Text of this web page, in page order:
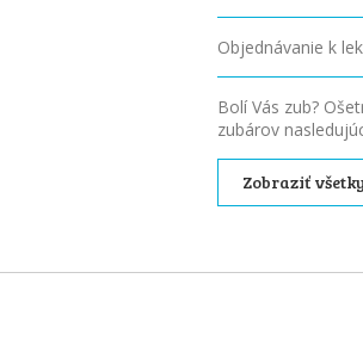
Objednávanie k
Bolí Vás zub?
zubárov
Zobraziť všetky